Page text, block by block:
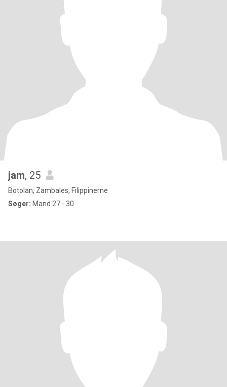
jam, 25
Botolan, Zambales, Filippinerne
Søger: Mand 27 - 30